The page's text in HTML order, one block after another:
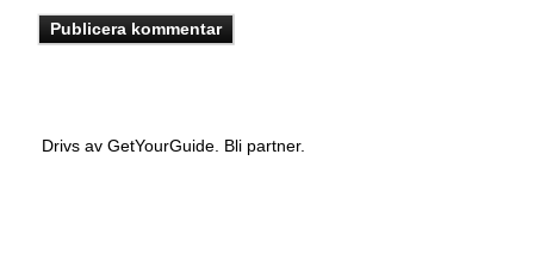
Drivs av GetYourGuide. Bli partner.